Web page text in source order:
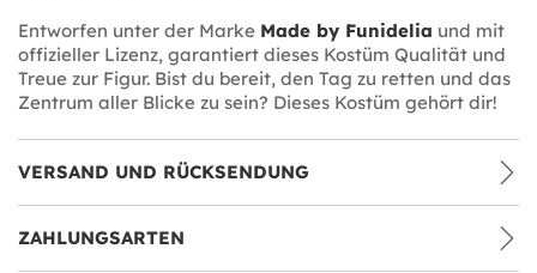
Entworfen unter der Marke Made by Funidelia und mit
offizieller Lizenz, garantiert dieses Kostüm Qualität und
Treue zur Figur. Bist du bereit, den Tag zu retten und das
Zentrum aller Blicke zu sein? Dieses Kostüm gehört dir!
VERSAND UND RÜCKSENDUNG
ZAHLUNGSARTEN